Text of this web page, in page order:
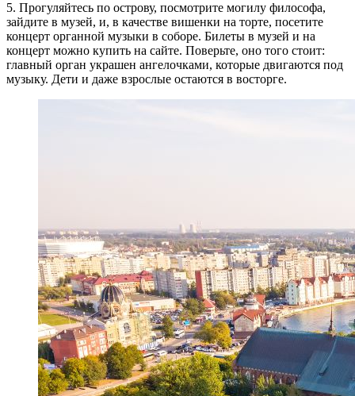
5. Прогуляйтесь по острову, посмотрите могилу философа,
зайдите в музей, и, в качестве вишенки на торте, посетите
концерт органной музыки в соборе. Билеты в музей и на
концерт можно купить на сайте. Поверьте, оно того стоит:
главный орган украшен ангелочками, которые двигаются под
музыку. Дети и даже взрослые остаются в восторге.